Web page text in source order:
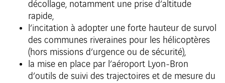
décollage, notamment une prise d’altitude
rapide,
l’incitation à adopter une forte hauteur de survol
des communes riveraines pour les hélicoptères
(hors missions d’urgence ou de sécurité),
la mise en place par l’aéroport Lyon-Bron
d’outils de suivi des trajectoires et de mesure du